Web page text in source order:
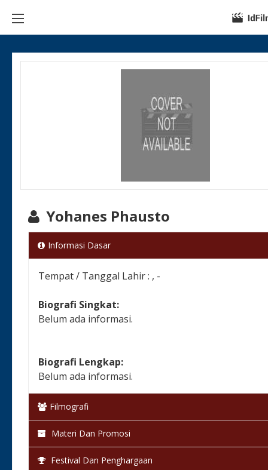
Yohanes Phausto
Informasi Dasar
Tempat / Tanggal Lahir : , -
Biografi Singkat:
Belum ada informasi.
Biografi Lengkap:
Belum ada informasi.
Filmografi
Materi Dan Promosi
Festival Dan Penghargaan